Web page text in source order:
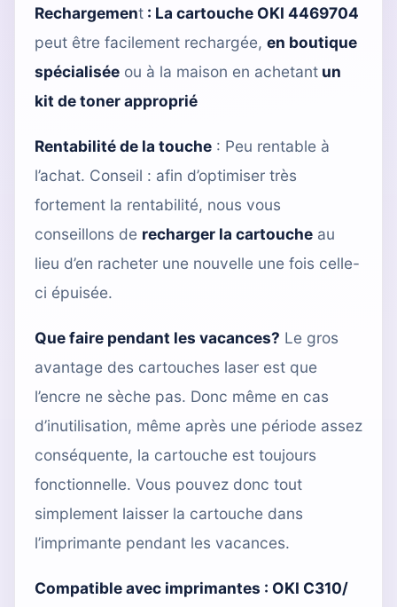
Rechargement : La cartouche OKI 4469704
peut être facilement rechargée, en boutique
spécialisée ou à la maison en achetant un
kit de toner approprié
Rentabilité de la touche : Peu rentable à
l’achat. Conseil : afin d’optimiser très
fortement la rentabilité, nous vous
conseillons de recharger la cartouche au
lieu d’en racheter une nouvelle une fois celle-
ci épuisée.
Que faire pendant les vacances? Le gros
avantage des cartouches laser est que
l’encre ne sèche pas. Donc même en cas
d’inutilisation, même après une période assez
conséquente, la cartouche est toujours
fonctionnelle. Vous pouvez donc tout
simplement laisser la cartouche dans
l’imprimante pendant les vacances.
Compatible avec imprimantes : OKI C310/